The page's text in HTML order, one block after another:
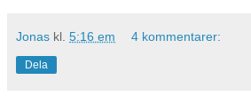
Jonas kl. 5:16 em 4 kommentarer:
Dela